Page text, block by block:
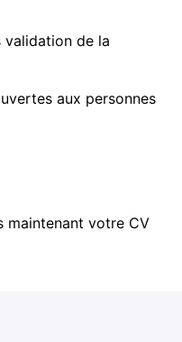
validation de la
aux personnes
maintenant votre CV